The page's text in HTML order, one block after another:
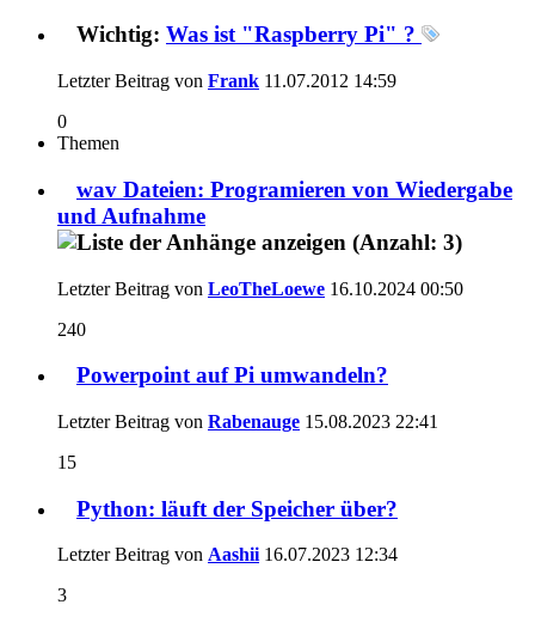
Wichtig: Was ist "Raspberry Pi" ?
Letzter Beitrag von Frank 11.07.2012 14:59
0
Themen
wav Dateien: Programieren von Wiedergabe
und Aufnahme
Letzter Beitrag von LeoTheLoewe 16.10.2024 00:50
240
Powerpoint auf Pi umwandeln?
Letzter Beitrag von Rabenauge 15.08.2023 22:41
15
Python: läuft der Speicher über?
Letzter Beitrag von Aashii 16.07.2023 12:34
3